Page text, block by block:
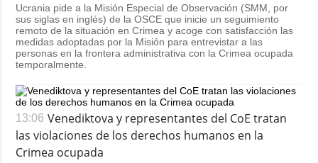
Ucrania pide a la Misión Especial de Observación (SMM, por
sus siglas en inglés) de la OSCE que inicie un seguimiento
remoto de la situación en Crimea y acoge con satisfacción las
medidas adoptadas por la Misión para entrevistar a las
personas en la frontera administrativa con la Crimea ocupada
temporalmente.
13:06 Venediktova y representantes del CoE tratan
las violaciones de los derechos humanos en la
Crimea ocupada